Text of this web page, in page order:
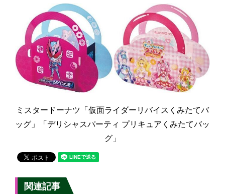
ミスタードーナツ「仮面ライダーリバイスくみたてバ
ッグ」「デリシャスパーティ プリキュアくみたてバッ
グ」
関連記事